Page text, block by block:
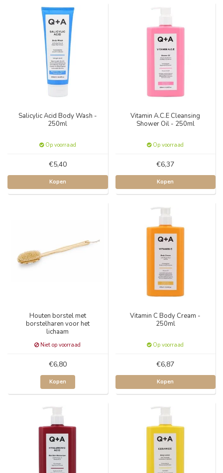
Salicylic Acid Body Wash -
250ml
Op voorraad
€5,40
Kopen
Vitamin A.C.E Cleansing
Shower Oil - 250ml
Op voorraad
€6,37
Kopen
Houten borstel met
borstelharen voor het
lichaam
Niet op voorraad
€6,80
Kopen
Vitamin C Body Cream -
250ml
Op voorraad
€6,87
Kopen